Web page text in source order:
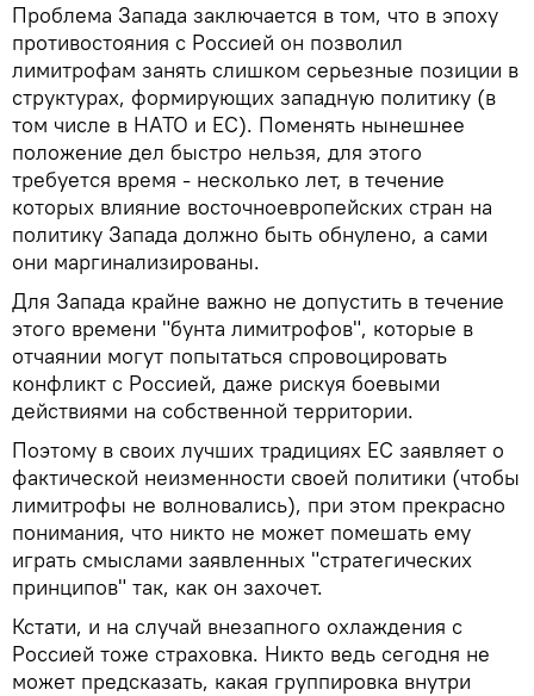
Проблема Запада заключается в том, что в эпоху
противостояния с Россией он позволил
лимитрофам занять слишком серьезные позиции в
структурах, формирующих западную политику (в
том числе в НАТО и ЕС). Поменять нынешнее
положение дел быстро нельзя, для этого
требуется время - несколько лет, в течение
которых влияние восточноевропейских стран на
политику Запада должно быть обнулено, а сами
они маргинализированы.
Для Запада крайне важно не допустить в течение
этого времени "бунта лимитрофов", которые в
отчаянии могут попытаться спровоцировать
конфликт с Россией, даже рискуя боевыми
действиями на собственной территории.
Поэтому в своих лучших традициях ЕС заявляет о
фактической неизменности своей политики (чтобы
лимитрофы не волновались), при этом прекрасно
понимания, что никто не может помешать ему
играть смыслами заявленных "стратегических
принципов" так, как он захочет.
Кстати, и на случай внезапного охлаждения с
Россией тоже страховка. Никто ведь сегодня не
может предсказать, какая группировка внутри